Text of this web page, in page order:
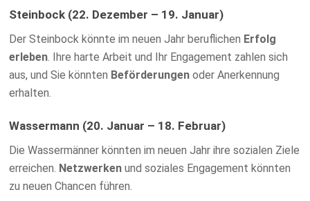
Steinbock (22. Dezember – 19. Januar)
Der Steinbock könnte im neuen Jahr beruflichen Erfolg
erleben . Ihre harte Arbeit und Ihr Engagement zahlen sich
aus, und Sie könnten Beförderungen oder Anerkennung
erhalten.
Wassermann (20. Januar – 18. Februar)
Die Wassermänner könnten im neuen Jahr ihre sozialen Ziele
erreichen. Netzwerken und soziales Engagement könnten
zu neuen Chancen führen.